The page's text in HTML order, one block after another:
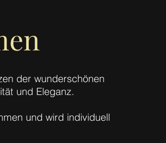
der wunderschönen
und Eleganz.
und wird individuell